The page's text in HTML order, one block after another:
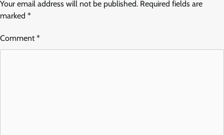
Your email address will not be published. Required fields are
marked *
Comment*